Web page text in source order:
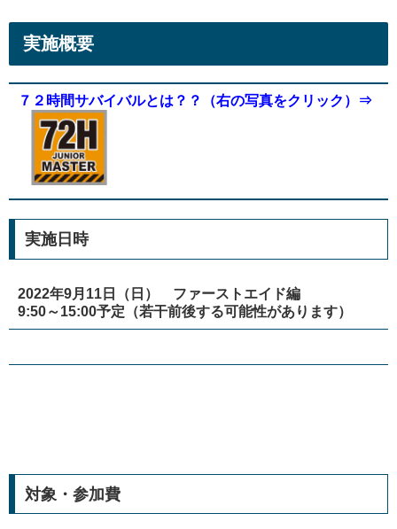
実施概要
７２時間サバイバルとは？？（右の写真をクリック）⇒
実施日時
2022年9月11日（日） ファーストエイド編
9:50～15:00予定（若干前後する可能性があります）
対象・参加費